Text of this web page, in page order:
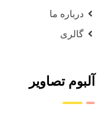
درباره ما
گالری
آلبوم تصاویر